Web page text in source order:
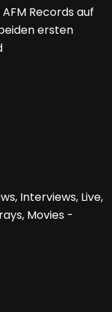
Records auf
ersten
Interviews, Live,
Movies -